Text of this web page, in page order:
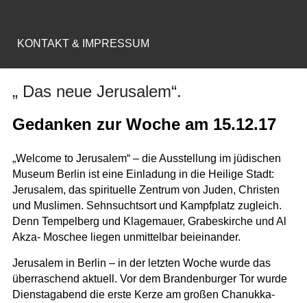
KONTAKT & IMPRESSUM
„ Das neue Jerusalem“.
Gedanken zur Woche am 15.12.17
„Welcome to Jerusalem“ – die Ausstellung im jüdischen
Museum Berlin ist eine Einladung in die Heilige Stadt:
Jerusalem, das spirituelle Zentrum von Juden, Christen
und Muslimen. Sehnsuchtsort und Kampfplatz zugleich.
Denn Tempelberg und Klagemauer, Grabeskirche und Al
Akza- Moschee liegen unmittelbar beieinander.
Jerusalem in Berlin – in der letzten Woche wurde das
überraschend aktuell. Vor dem Brandenburger Tor wurde
Dienstagabend die erste Kerze am großen Chanukka-